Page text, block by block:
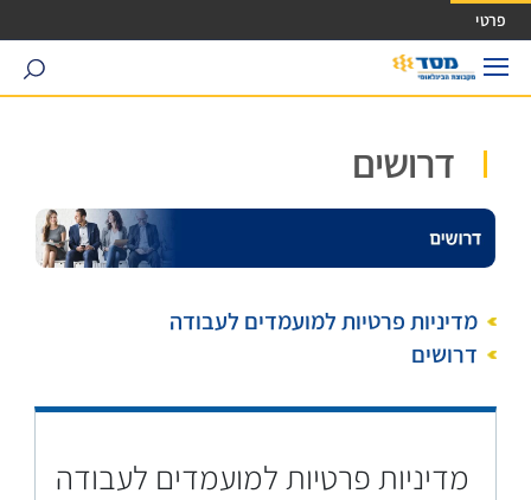
גישה ישירה לכפתור כניסה לחשבונך
פרטי
search
דרושים
מדיניות פרטיות למועמדים לעבודה
דרושים
מדיניות פרטיות למועמדים לעבודה